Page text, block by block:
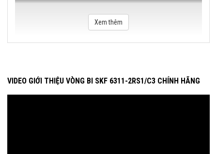
Xem thêm
VIDEO GIỚI THIỆU VÒNG BI SKF 6311-2RS1/C3 CHÍNH HÃNG